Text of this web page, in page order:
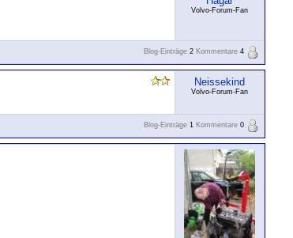
Volvo-Forum-Fan
Blog-Einträge 2 Kommentare 4
Neissekind
Volvo-Forum-Fan
Blog-Einträge 1 Kommentare 0